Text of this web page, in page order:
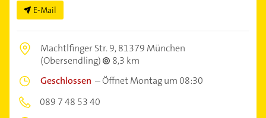
E-Mail
Machtlfinger Str. 9,81379 München
(Obersendling)
8,3 km
Geschlossen –Öffnet Montag um 08:30
089 7 48 53 40